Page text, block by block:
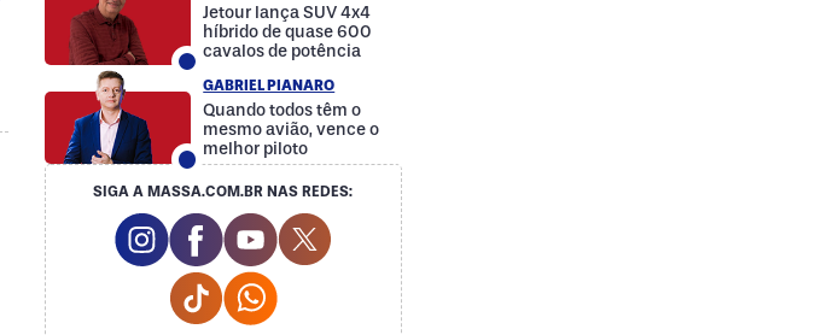
Jetour lança SUV 4x4
híbrido de quase 600
cavalos de potência
GABRIEL PIANARO
Quando todos têm o
mesmo avião, vence o
melhor piloto
SIGA A MASSA.COM.BR NAS REDES:
Instagram Social Media
Facebook Social Media
Youtube Social Media
Twitter Social Media
Tiktok Social Media
Whatsapp Social Media